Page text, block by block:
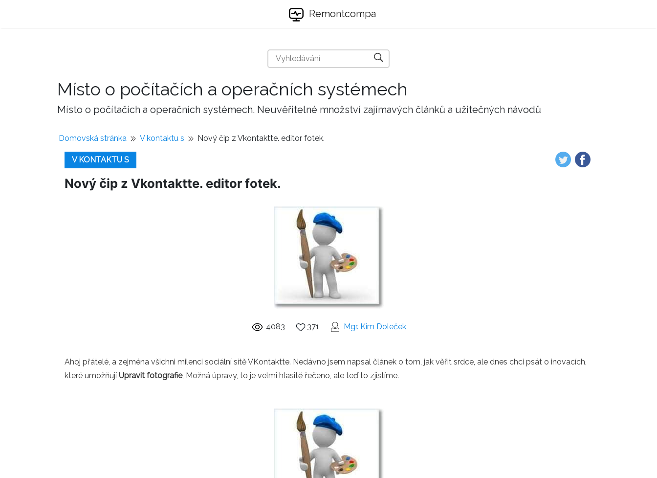
Remontcompa
Místo o počítačích a operačních systémech
Místo o počítačích a operačních systémech. Neuvěřitelné množství zajímavých článků a užitečných návodů
Domovská stránka V kontaktu s Nový čip z Vkontaktte. editor fotek.
V KONTAKTU S
Nový čip z Vkontaktte. editor fotek.
4083 371 Mgr. Kim Doleček
Ahoj přátelé, a zejména všichni milenci sociální sítě VKontaktte. Nedávno jsem napsal článek o tom, jak věřit srdce, ale dnes chci psát o inovacích,
které umožňují Upravit fotografie, Možná úpravy, to je velmi hlasitě řečeno, ale teď to zjistíme.